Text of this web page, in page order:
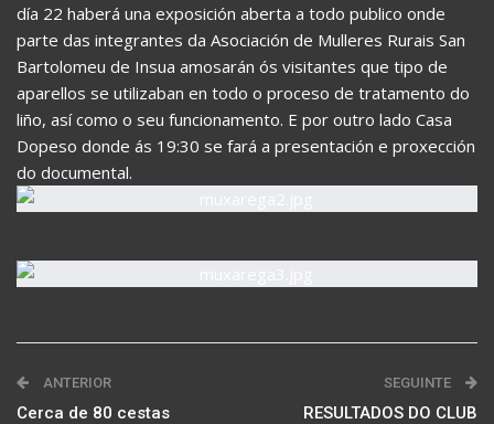
día 22 haberá una exposición aberta a todo publico onde
parte das integrantes da Asociación de Mulleres Rurais San
Bartolomeu de Insua amosarán ós visitantes que tipo de
aparellos se utilizaban en todo o proceso de tratamento do
liño, así como o seu funcionamento. E por outro lado Casa
Dopeso donde ás 19:30 se fará a presentación e proxección
do documental.
ANTERIOR
Cerca de 80 cestas
SEGUINTE
RESULTADOS DO CLUB